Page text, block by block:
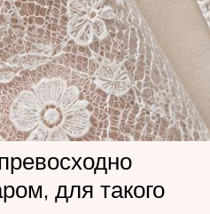
для такого